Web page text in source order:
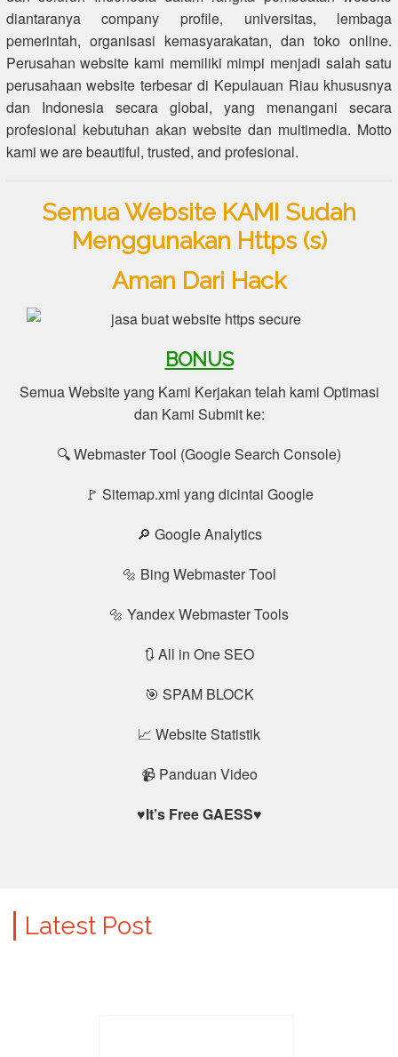
diantaranya company profile, universitas, lembaga
pemerintah, organisasi kemasyarakatan, dan toko online.
Perusahan website kami memiliki mimpi menjadi salah satu
perusahaan website terbesar di Kepulauan Riau khususnya
dan Indonesia secara global, yang menangani secara
profesional kebutuhan akan website dan multimedia. Motto
kami we are beautiful, trusted, and profesional.
Semua Website KAMI Sudah
Menggunakan Https (s)
Aman Dari Hack
BONUS
Semua Website yang Kami Kerjakan telah kami Optimasi
dan Kami Submit ke:
🔍 Webmaster Tool (Google Search Console)
🚩 Sitemap.xml yang dicintai Google
🔎 Google Analytics
🔩 Bing Webmaster Tool
🔩 Yandex Webmaster Tools
🔃 All in One SEO
🎯 SPAM BLOCK
📈 Website Statistik
📹 Panduan Video
♥It’s Free GAESS♥
Latest Post